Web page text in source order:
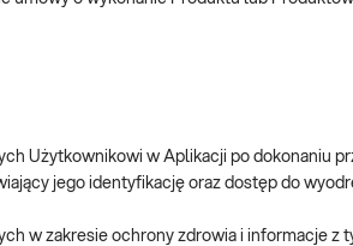
Użytkownikowi w Aplikacji po dokonaniu
jego identyfikację oraz dostęp do
w zakresie ochrony zdrowia i informacje z